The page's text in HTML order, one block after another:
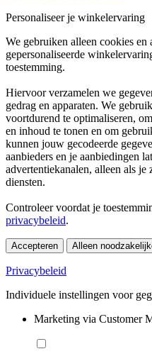
Personaliseer je winkelervaring
We gebruiken alleen cookies en
gepersonaliseerde
toestemming.
Hiervoor verzamelen we
gedrag en apparaten. We
voortdurend te optimaliseren,
en inhoud te tonen en om
kunnen jouw gecodeerde
aanbieders en je aanbiedingen
advertentiekanalen, alleen als
diensten.
Controleer voordat je
privacybeleid.
Accepteren Alleen
Privacybeleid
Individuele instellingen voor
Marketing via Customer